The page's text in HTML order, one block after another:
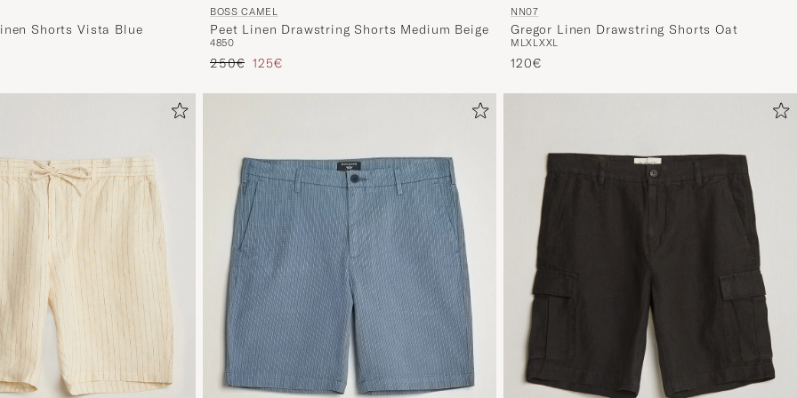
vous.
Shorts Vista Blue
BOSS CAMEL
Peet Linen Drawstring Shorts Medium Beige
4850
Prix ordinaire
250€ Prix réduit
125€
NN07
Gregor Linen Drawstring Shorts Oat
M LXL XXL
120€